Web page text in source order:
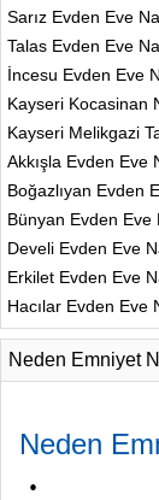
Sarız Evden Eve
Talas Evden Eve
İncesu Evden Eve
Kayseri Kocasinan
Kayseri Melikgazi
Akkışla Evden Eve
Boğazlıyan Evden
Bünyan Evden Eve
Develi Evden Eve
Erkilet Evden Eve
Hacılar Evden Eve
Neden Emniyet
Neden